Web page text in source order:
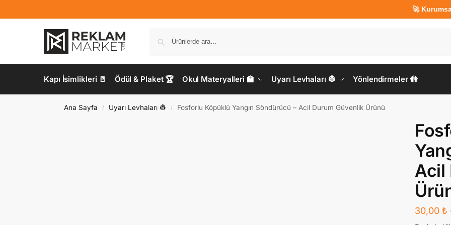
🚀 Kurumsal
Kapı İsimlikleri 🚪 Ödül & Plaket 🏆 Okul Materyalleri 🏫 Uyarı Levhaları 👷 Yönlendirmeler 🚻
Ana Sayfa / Uyarı Levhaları 👷 / Fosforlu Köpüklü Yangın Söndürücü – Acil Durum Güvenlik Ürünü
Acil
30,00₺